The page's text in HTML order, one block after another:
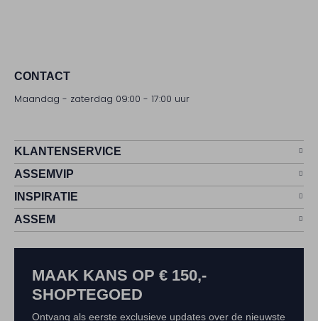
CONTACT
Maandag - zaterdag 09:00 - 17:00 uur
KLANTENSERVICE
ASSEMVIP
INSPIRATIE
ASSEM
MAAK KANS OP € 150,-
SHOPTEGOED
Ontvang als eerste exclusieve updates over de nieuwste